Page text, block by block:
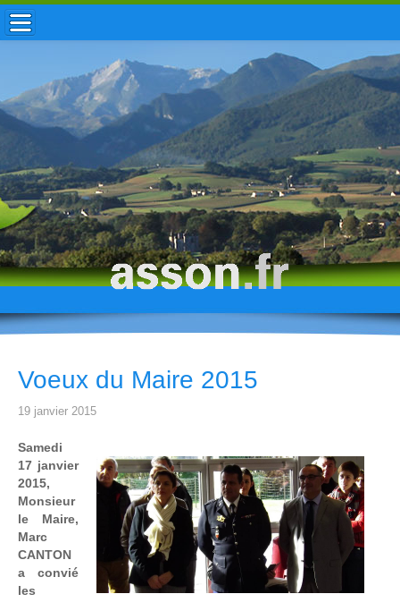
ACCUEIL / INFOS
MUNICIPALITÉ
VIE LOCALE
ENFANCE
TOURISME
HISTOIRE
Voeux du Maire 2015
19 janvier 2015
Samedi
17 janvier
2015,
Monsieur
le Maire,
Marc
CANTON
a convié
les